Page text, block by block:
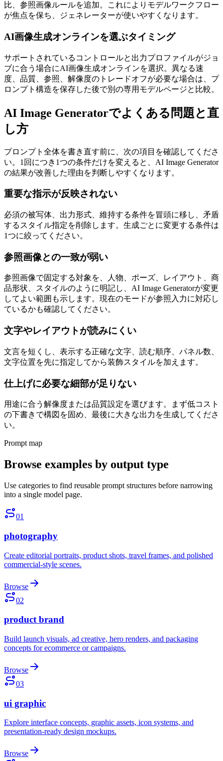
比、参照画像ルールを追加。これによりモデルワークフロー
が焦点を保ち、ジェネレーターが使いやすくなります。
AI画像生成オンラインを選ぶタイミング
サポートされているコントロールと出力プロファイルがジョ
ブに合う場合にAI画像生成オンラインを選択。異なる速
度、品質、参照、解像度のトレードオフが必要な場合は、プ
ロンプト構造を保存した後で別の専用モデルページと比較。
AI Image Generatorでよくある問題と直
し方
プロンプト全体を書き直す前に、次の項目を確認してくださ
い。1回につき1つの条件だけを変えると、AI Image Generator
の結果が改善した理由を判断しやすくなります。
重要な指示が反映されない
必須の被写体、出力形式、維持する条件を冒頭に移し、矛盾
するスタイル指定を削除します。生成ごとに変更する条件は
1つに絞ってください。
参照画像との一致が弱い
参照画像で固定する対象を、人物、ポーズ、レイアウト、商
品形状、スタイルのように明記し、AI Image Generatorが変更
してよい範囲も示します。現在のモードが参照入力に対応し
ているかも確認してください。
文字やレイアウトが読みにくい
文言を短くし、表示する正確な文字、読む順序、パネル数、
文字位置を先に指定してから装飾スタイルを加えます。
仕上げに必要な細部が足りない
用途に合う解像度または品質設定を選びます。まず低コスト
の下書きで構図を固め、最後に大きな出力を生成してくださ
い。
Prompt map
Browse examples by output type
Use categories to find reusable prompt structures before narrowing
into a single model page.
01
photography
Create editorial portraits, product shots, travel frames, and polished
commercial-style scenes.
Browse
02
product brand
Build launch visuals, ad creative, hero renders, and packaging
concepts for ecommerce or campaigns.
Browse
03
ui graphic
Explore interface concepts, graphic assets, icon systems, and
presentation-ready design mockups.
Browse